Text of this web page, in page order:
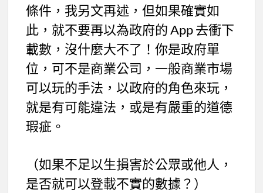
條件，我另文再述，但如果確實如
此，就不要再以為政府的 App 去衝下
載數，沒什麼大不了！你是政府單
位，可不是商業公司，一般商業市場
可以玩的手法，以政府的角色來玩，
就是有可能違法，或是有嚴重的道德
瑕疵。
（如果不足以生損害於公眾或他人，
是否就可以登載不實的數據？）